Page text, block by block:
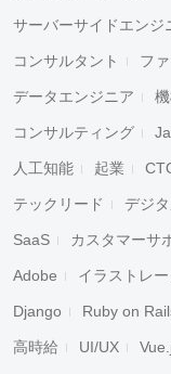
サーバーサイドエンジ
コンサルタント フ
データエンジニア
コンサルティング
人工知能 起業
テックリード デジ
SaaS カスタマーサ
Adobe イラストレ
Django Ruby on
高時給 UI/UX